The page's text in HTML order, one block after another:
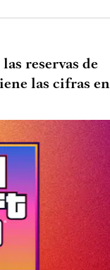
reservas de
las cifras en